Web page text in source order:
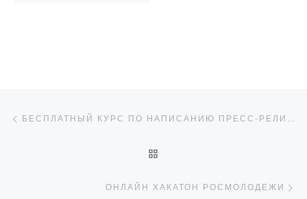
Навигация по записям
ОНЛАЙН ХАКАТОН РОСМОЛОДЕЖИ